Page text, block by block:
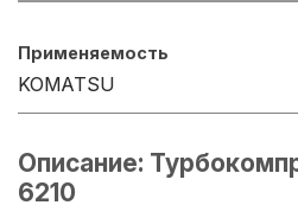
Применяемость
KOMATSU
Описание:
6210